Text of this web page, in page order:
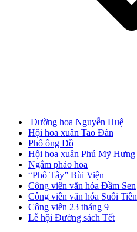
Đường hoa Nguyễn Huệ
Hội hoa xuân Tao Đàn
Phố ông Đồ
Hội hoa xuân Phú Mỹ Hưng
Ngắm pháo hoa
“Phố Tây” Bùi Viện
Công viên văn hóa Đầm Sen
Công viên văn hóa Suối Tiên
Công viên 23 tháng 9
Lễ hội Đường sách Tết